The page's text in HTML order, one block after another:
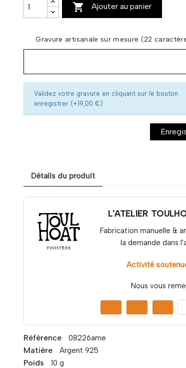
 Ajouter au panier
Gravure artisanale sur mesure (22
Validez votre gravure en cliquant sur le bouton
enregistrer (+19,00 €)
Détails du produit
L'ATELIER
Fabrication manuelle &
la demande dans
Activité
Nous vous
Référence 08226ame
Matière Argent 925
Poids 10 g